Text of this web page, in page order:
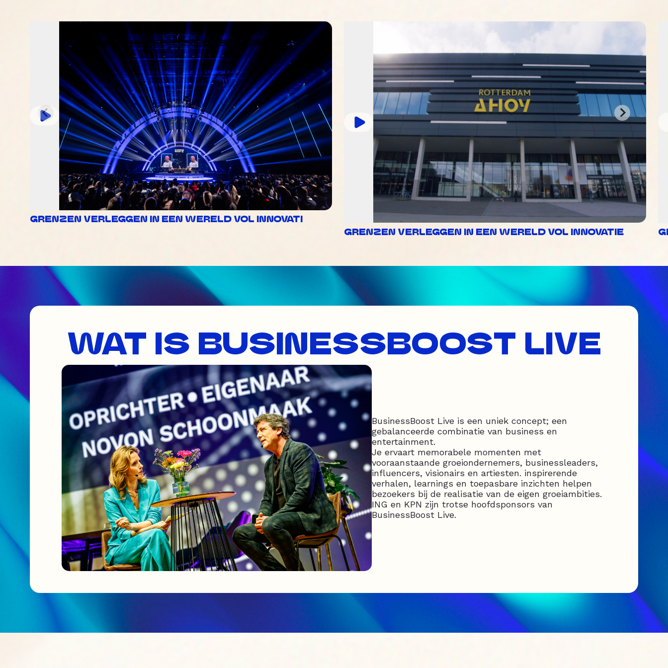
GRENZEN VERLEGGEN IN EEN WERELD VOL INNOVATI
GRENZEN VERLEGGEN IN EEN WERELD VOL INNOVATIE
WAT IS BUSINESSBOOST LIVE
BusinessBoost Live is een uniek concept; een
gebalanceerde combinatie van business en
entertainment.
Je ervaart memorabele momenten met
vooraanstaande groeiondernemers, businessleaders,
influencers, visionairs en artiesten. inspirerende
verhalen, learnings en toepasbare inzichten helpen
bezoekers bij de realisatie van de eigen groeiambities.
ING en KPN zijn trotse hoofdsponsors van
BusinessBoost Live.